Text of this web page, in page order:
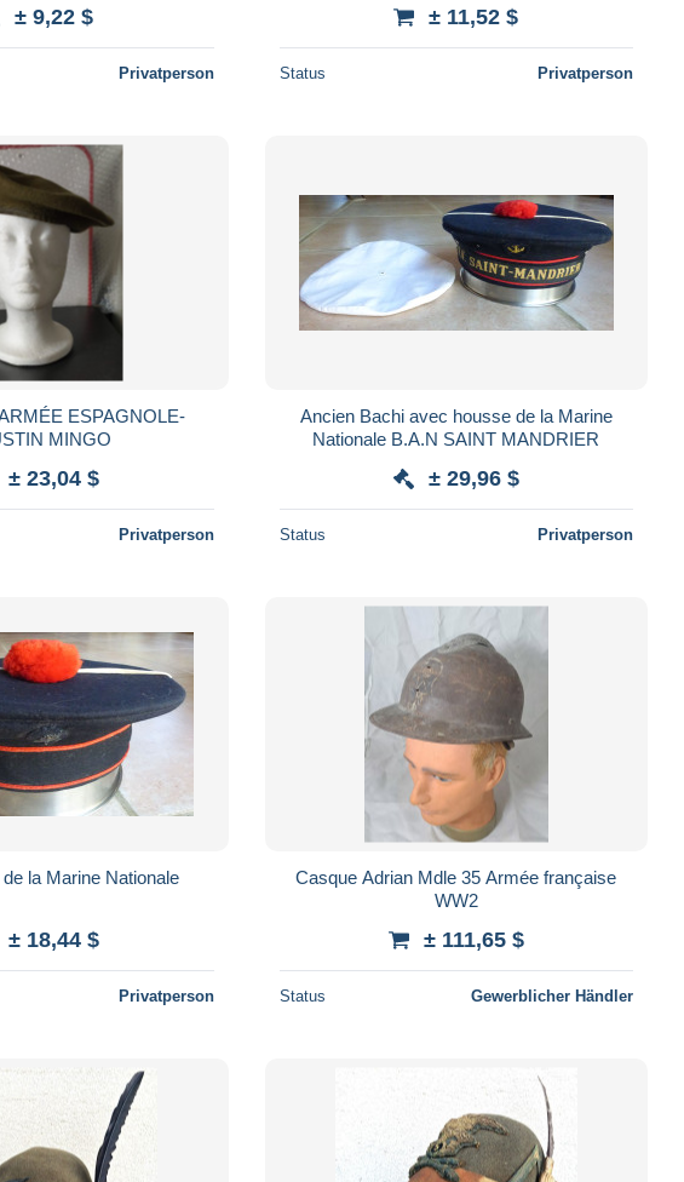
ETAT NEUF VOIR P
± 9,22 $
Privatperson
± 11,52 $
Status Privatperson
ESPAGNOLE-
MINGO
± 23,04 $
Privatperson
Ancien Bachi avec housse de la Marine
Nationale B.A.N SAINT MANDRIER
± 29,96 $
Status Privatperson
la Marine Nationale
± 18,44 $
Privatperson
Casque Adrian Mdle 35 Armée française
WW2
± 111,65 $
Status Gewerblicher Händler